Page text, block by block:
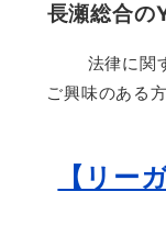
長瀬総合の
法律に関
ご興味のある
【リー